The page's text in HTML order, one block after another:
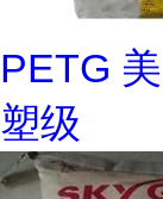
PETG
塑级